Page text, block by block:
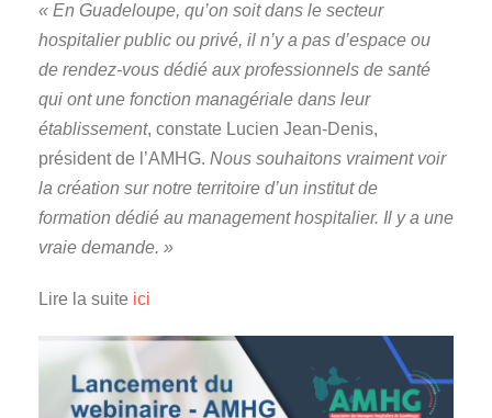
« En Guadeloupe, qu’on soit dans le secteur
hospitalier public ou privé, il n’y a pas d’espace ou
de rendez-vous dédié aux professionnels de santé
qui ont une fonction managériale dans leur
établissement, constate Lucien Jean-Denis,
président de l’AMHG. Nous souhaitons vraiment voir
la création sur notre territoire d’un institut de
formation dédié au management hospitalier. Il y a une
vraie demande. »
Lire la suite ici